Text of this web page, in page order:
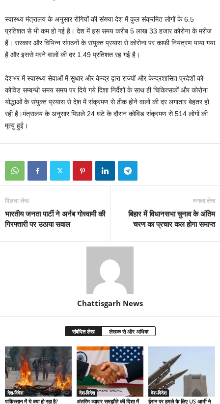
स्वास्थ्य मंत्रालय के अनुसार रोगियों की संख्‍या देश में कुल संक्रमित लोगों के 6.5
प्रतिशत से भी कम हो गई है। देश में इस समय करीब 5 लाख 33 हजार कोरोना के मरीज
हैं। सरकार और विभिन्‍न संगठनों के संयुक्‍त प्रयास से कोरोना पर काफी नियंत्रण पाया गया
है और इससे मरने वालों की दर 1.49 प्रतिशत रह गई है।
देशभर में स्‍वास्‍थ्‍य सेवाओं में सुधार और केन्‍द्र द्वारा राज्‍यों और केन्‍द्रशासित प्रदेशों को
कोविड सम्‍बन्‍धी समय समय पर दिये गये दिशा निर्देशों के साथ ही चिकित्‍सकों और कोरोना
योद्धाओं के संयुक्‍त प्रयास से देश में संक्रमण से ठीक होने वालों की दर लगातार बेहतर हो
रही है।मंत्रालय के अनुसार पिछले 24 घंटे के दौरान कोविड संक्रमण से 514 लोगों की
मृत्‍यु हुई।
पिछला लेख
भारतीय जनता पार्टी ने अर्नब गोस्वामी की
गिरफ्तारी पर उठाया सवाल
अगला लेख
बिहार में विधानसभा चुनाव के अंतिम
चरण का प्रचार कल होगा समाप्त
Chattisgarh News
संबंधित लेख लेखक से और अधिक
देश-विदेश
पाकिस्तान में ये क्या हो रहा है?
देश-विदेश
अंतरिम व्यापार समझौते की दिशा में
देश-विदेश
ईरान पर हमले के लिए US आर्मी ने